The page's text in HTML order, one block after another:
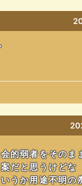
的弱者をそのま
だと思うけどな
うか用途不明の